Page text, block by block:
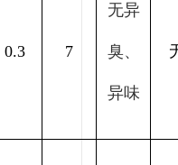
0.3 7
无异
臭、
异味